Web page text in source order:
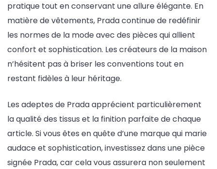
pratique tout en conservant une allure élégante. En
matière de vêtements, Prada continue de redéfinir
les normes de la mode avec des pièces qui allient
confort et sophistication. Les créateurs de la maison
n’hésitent pas à briser les conventions tout en
restant fidèles à leur héritage.
Les adeptes de Prada apprécient particulièrement
la qualité des tissus et la finition parfaite de chaque
article. Si vous êtes en quête d’une marque qui marie
audace et sophistication, investissez dans une pièce
signée Prada, car cela vous assurera non seulement